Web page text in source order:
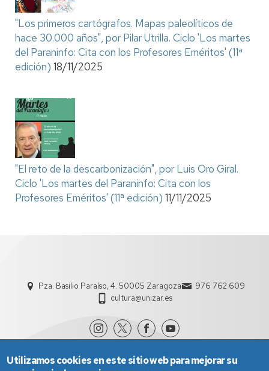
"Los primeros cartógrafos. Mapas paleolíticos de
hace 30.000 años", por Pilar Utrilla. Ciclo 'Los martes
del Paraninfo: Cita con los Profesores Eméritos' (11ª
edición) 18/11/2025
"El reto de la descarbonización", por Luis Oro Giral.
Ciclo 'Los martes del Paraninfo: Cita con los
Profesores Eméritos' (11ª edición) 11/11/2025
Pza. Basilio Paraíso, 4. 50005 Zaragoza
976 762 609
cultura@unizar.es
Utilizamos cookies en este sitio web para mejorar su